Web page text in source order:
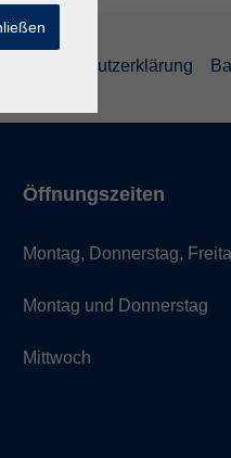
Datenschutzerklärung
Öffnungszeiten
Montag, Donnerstag,
Montag und Donnerstag